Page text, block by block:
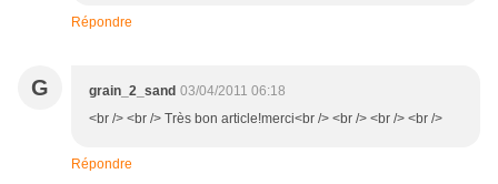
Répondre
G grain_2_sand 03/04/2011 06:18
<br /> <br /> Très bon article!merci<br /> <br /> <br /> <br />
Répondre